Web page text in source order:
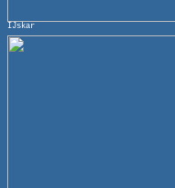
IJskar